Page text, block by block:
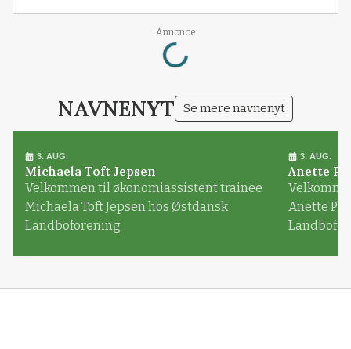
Annonce
Loading...
NAVNENYT Se mere navnenyt
3. AUG.
Michaela Toft Jepsen
Velkommen til økonomiassistent trainee
Michaela Toft Jepsen hos Østdansk
Landboforening
3. AUG.
Anette
Anette